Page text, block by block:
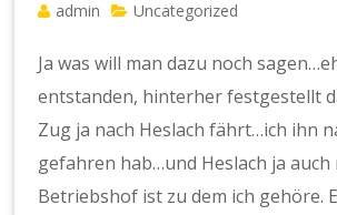
admin Uncategorized
Ja was will man dazu noch
entstanden, hinterher festgestellt
Zug ja nach Heslach fährt…ich ihn
gefahren hab…und Heslach ja auch
Betriebshof ist zu dem ich gehöre.